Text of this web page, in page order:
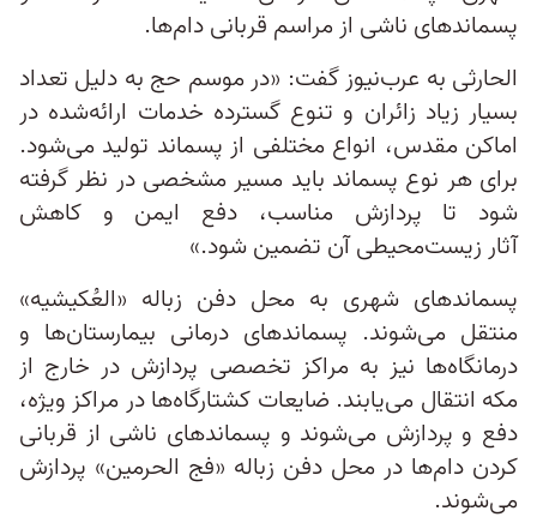
پسماندهای ناشی از مراسم قربانی دام‌ها.
الحارثی به عرب‌نیوز گفت: «در موسم حج به دلیل تعداد
بسیار زیاد زائران و تنوع گسترده خدمات ارائه‌شده در
اماکن مقدس، انواع مختلفی از پسماند تولید می‌شود.
برای هر نوع پسماند باید مسیر مشخصی در نظر گرفته
شود تا پردازش مناسب، دفع ایمن و کاهش
آثار زیست‌محیطی آن تضمین شود.»
پسماندهای شهری به محل دفن زباله «العُکیشیه»
منتقل می‌شوند. پسماندهای درمانی بیمارستان‌ها و
درمانگاه‌ها نیز به مراکز تخصصی پردازش در خارج از
مکه انتقال می‌یابند. ضایعات کشتارگاه‌ها در مراکز ویژه،
دفع و پردازش می‌شوند و پسماندهای ناشی از قربانی
کردن دام‌ها در محل دفن زباله «فج الحرمین» پردازش
می‌شوند.